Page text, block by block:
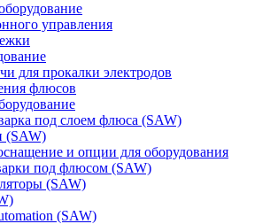
управления
для прокалки электродов
флюсов
под слоем флюса (SAW)
(SAW)
и опции для оборудования
под флюсом (SAW)
(SAW)
(SAW)